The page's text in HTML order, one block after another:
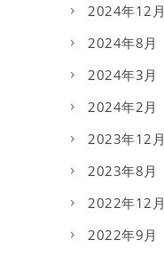
2024年12月
2024年8月
2024年3月
2024年2月
2023年12月
2023年8月
2022年12月
2022年9月